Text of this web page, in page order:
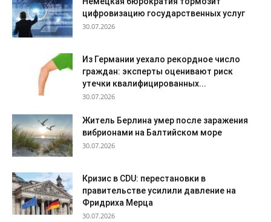
цифровизацию государственных услуг
30.07.2026
Из Германии уехало рекордное число
граждан: эксперты оценивают риск
утечки квалифицированных...
30.07.2026
Житель Берлина умер после заражения
вибрионами на Балтийском море
30.07.2026
Кризис в CDU: перестановки в
правительстве усилили давление на
Фридриха Мерца
30.07.2026